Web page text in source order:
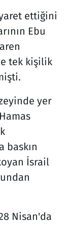
ettiğini
Ebu
tek kişilik
yer
baskın
İsrail
Nisan'da